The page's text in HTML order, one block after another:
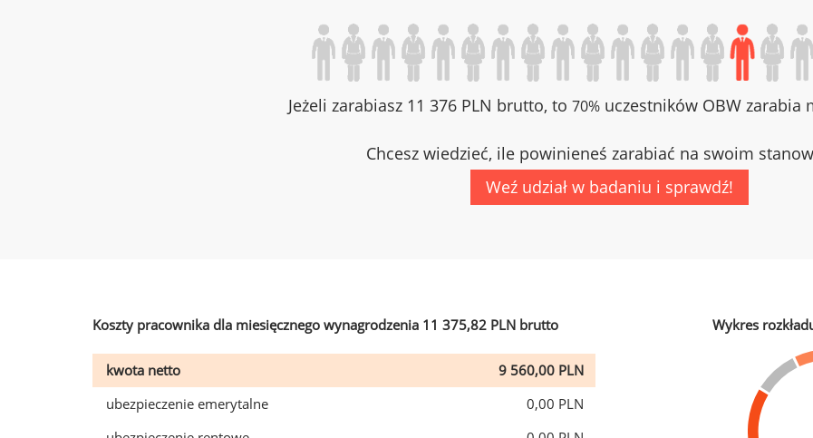
Jeżeli zarabiasz 11 376 PLN brutto, to 70% uczestników OBW zarabia
Chcesz wiedzieć, ile powinieneś zarabiać na swoim
Weź udział w badaniu i sprawdź!
Koszty pracownika dla miesięcznego wynagrodzenia 11 375,82 PLN brutto
kwota netto
9 560,00 PLN
ubezpieczenie emerytalne
0,00 PLN
Wykres